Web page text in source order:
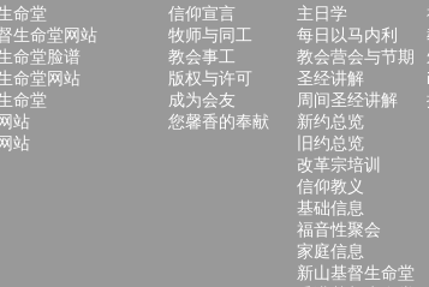
命堂
信仰宣言 主日学
生命堂网站 牧师与同工 每日以马内利
命堂脸谱
教会事工 教会营会与节期
命堂网站
版权与许可 圣经讲解
命堂
成为会友 周间圣经讲解
站
您馨香的奉献
新约总览
站
旧约总览
改革宗培训
信仰教义
基础信息
福音性聚会
家庭信息
新山基督生命堂